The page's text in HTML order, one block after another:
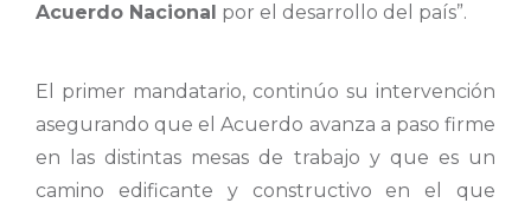
Acuerdo Nacional por el desarrollo del país”.
El primer mandatario, continúo su intervención
asegurando que el Acuerdo avanza a paso firme
en las distintas mesas de trabajo y que es un
camino edificante y constructivo en el que